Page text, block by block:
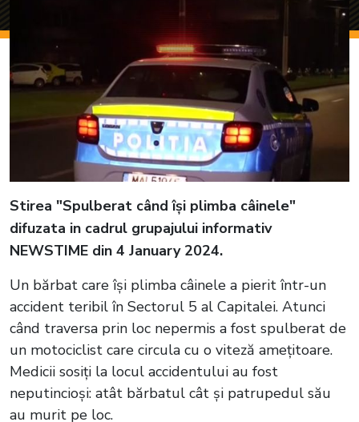
Stirea "Spulberat când își plimba câinele"
difuzata in cadrul grupajului informativ
NEWSTIME din 4 January 2024.
Un bărbat care își plimba câinele a pierit într-un
accident teribil în Sectorul 5 al Capitalei. Atunci
când traversa prin loc nepermis a fost spulberat de
un motociclist care circula cu o viteză amețitoare.
Medicii sosiți la locul accidentului au fost
neputincioși: atât bărbatul cât și patrupedul său
au murit pe loc.